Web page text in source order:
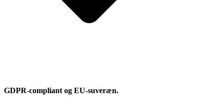
GDPR-compliant og EU-suveræn.